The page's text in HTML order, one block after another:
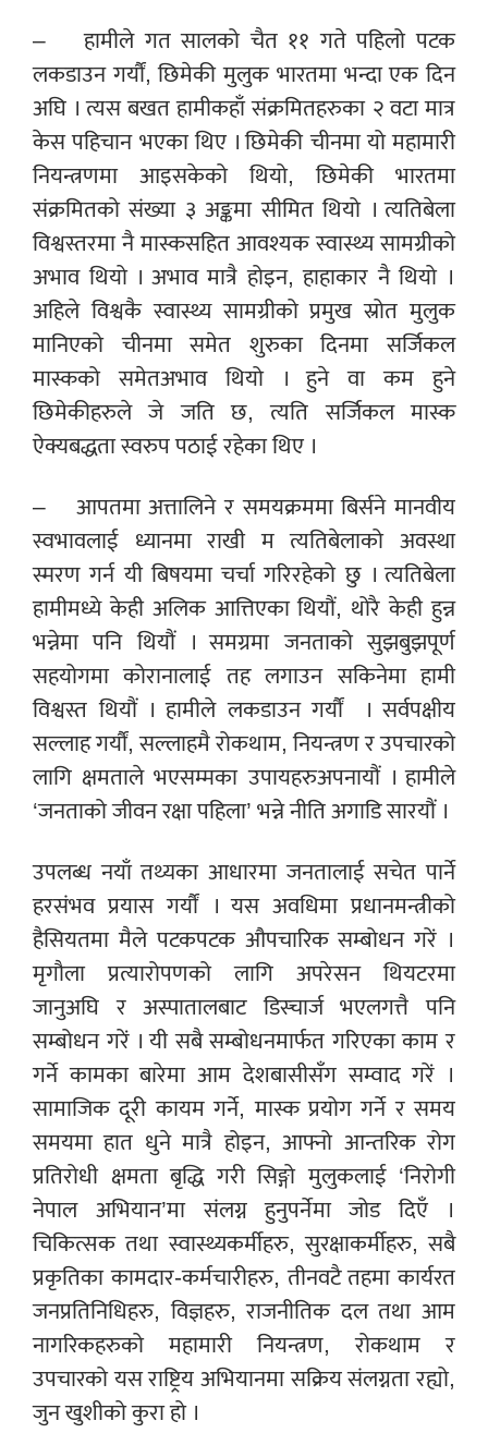
– हामीले गत सालको चैत ११ गते पहिलो पटक
लकडाउन गर्यौं, छिमेकी मुलुक भारतमा भन्दा एक दिन
अघि । त्यस बखत हामीकहाँ संक्रमितहरुका २ वटा मात्र
केस पहिचान भएका थिए । छिमेकी चीनमा यो महामारी
नियन्त्रणमा आइसकेको थियो, छिमेकी भारतमा
संक्रमितको संख्या ३ अङ्कमा सीमित थियो । त्यतिबेला
विश्वस्तरमा नै मास्कसहित आवश्यक स्वास्थ्य सामग्रीको
अभाव थियो । अभाव मात्रै होइन, हाहाकार नै थियो ।
अहिले विश्वकै स्वास्थ्य सामग्रीको प्रमुख स्रोत मुलुक
मानिएको चीनमा समेत शुरुका दिनमा सर्जिकल
मास्कको समेतअभाव थियो । हुने वा कम हुने
छिमेकीहरुले जे जति छ, त्यति सर्जिकल मास्क
ऐक्यबद्धता स्वरुप पठाई रहेका थिए ।
– आपतमा अत्तालिने र समयक्रममा बिर्सने मानवीय
स्वभावलाई ध्यानमा राखी म त्यतिबेलाको अवस्था
स्मरण गर्न यी बिषयमा चर्चा गरिरहेको छु । त्यतिबेला
हामीमध्ये केही अलिक आत्तिएका थियौं, थोरै केही हुन्न
भन्नेमा पनि थियौं । समग्रमा जनताको सुझबुझपूर्ण
सहयोगमा कोरानालाई तह लगाउन सकिनेमा हामी
विश्वस्त थियौं । हामीले लकडाउन गर्यौं । सर्वपक्षीय
सल्लाह गर्यौं, सल्लाहमै रोकथाम, नियन्त्रण र उपचारको
लागि क्षमताले भएसम्मका उपायहरुअपनायौं । हामीले
‘जनताको जीवन रक्षा पहिला’ भन्ने नीति अगाडि सारयौं ।
उपलब्ध नयाँ तथ्यका आधारमा जनतालाई सचेत पार्ने
हरसंभव प्रयास गर्यौं । यस अवधिमा प्रधानमन्त्रीको
हैसियतमा मैले पटकपटक औपचारिक सम्बोधन गरें ।
मृगौला प्रत्यारोपणको लागि अपरेसन थियटरमा
जानुअघि र अस्पातालबाट डिस्चार्ज भएलगत्तै पनि
सम्बोधन गरें । यी सबै सम्बोधनमार्फत गरिएका काम र
गर्ने कामका बारेमा आम देशबासीसँग सम्वाद गरें ।
सामाजिक दूरी कायम गर्ने, मास्क प्रयोग गर्ने र समय
समयमा हात धुने मात्रै होइन, आफ्नो आन्तरिक रोग
प्रतिरोधी क्षमता बृद्धि गरी सिङ्गो मुलुकलाई ‘निरोगी
नेपाल अभियान’मा संलग्न हुनुपर्नेमा जोड दिएँ ।
चिकित्सक तथा स्वास्थ्यकर्मीहरु, सुरक्षाकर्मीहरु, सबै
प्रकृतिका कामदार-कर्मचारीहरु, तीनवटै तहमा कार्यरत
जनप्रतिनिधिहरु, विज्ञहरु, राजनीतिक दल तथा आम
नागरिकहरुको महामारी नियन्त्रण, रोकथाम र
उपचारको यस राष्ट्रिय अभियानमा सक्रिय संलग्नता रह्यो,
जुन खुशीको कुरा हो ।